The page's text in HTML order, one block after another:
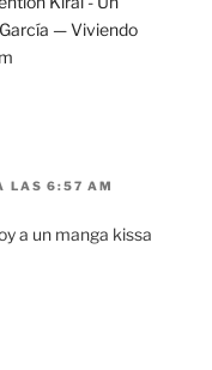
— Viviendo
LAS 6:57 AM
a un manga kissa